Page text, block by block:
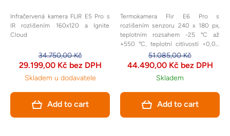
Infračervená kamera FLIR E5 Pro s
IR rozlišením 160x120 a Ignite
Cloud
34.750,00 Kč
29.199,00 Kč bez DPH
Skladem u dodavatele
Add to cart
Termokamera Flir E6 Pro s
rozlišením senzoru 240 x 180 px,
teplotním rozsahem -25 °C až
+550 °C, teplotní citlivostí <0,06
°C a zorným úhlem 33° je určena
pro základní termální analýzy ve
51.085,00 Kč
44.490,00 Kč bez DPH
Skladem
Add to cart